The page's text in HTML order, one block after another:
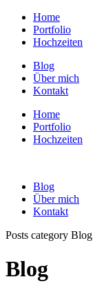
Home
Portfolio
Hochzeiten
Blog
Über mich
Kontakt
Home
Portfolio
Hochzeiten
Blog
Über mich
Kontakt
Posts category Blog
Blog